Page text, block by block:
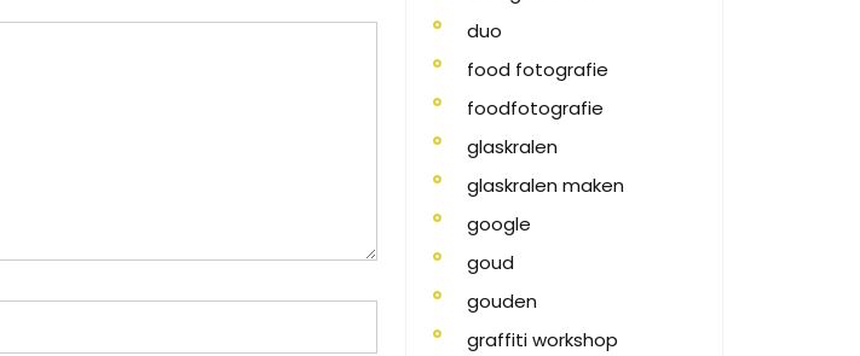
duo
food fotografie
foodfotografie
glaskralen
glaskralen maken
google
goud
gouden
graffiti workshop